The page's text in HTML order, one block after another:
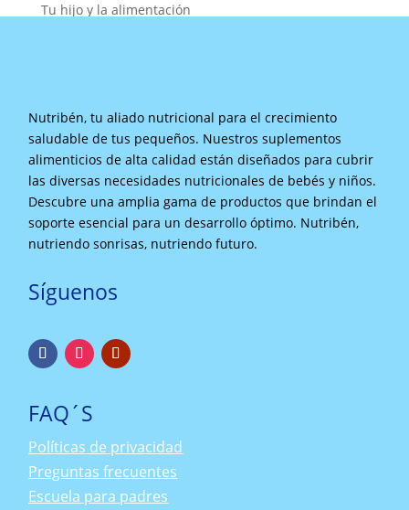
Tu hijo y la alimentación
Nutribén, tu aliado nutricional para el crecimiento
saludable de tus pequeños. Nuestros suplementos
alimenticios de alta calidad están diseñados para cubrir
las diversas necesidades nutricionales de bebés y niños.
Descubre una amplia gama de productos que brindan el
soporte esencial para un desarrollo óptimo. Nutribén,
nutriendo sonrisas, nutriendo futuro.
Síguenos
FAQ´S
Políticas de privacidad
Preguntas frecuentes
Escuela para padres